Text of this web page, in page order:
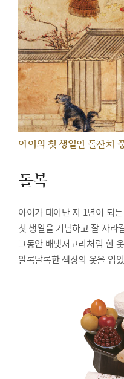
아이의 첫 생일인 돌잔치
돌복
아이가 태어난 지 1년이 되
첫 생일을 기념하고 잘 자라
그동안 배냇저고리처럼 흰
알록달록한 색상의 옷을 입